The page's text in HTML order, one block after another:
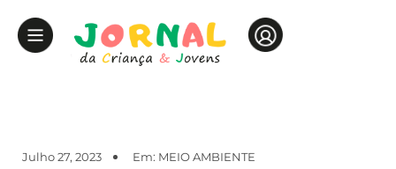
Julho 27, 2023 Em: MEIO AMBIENTE